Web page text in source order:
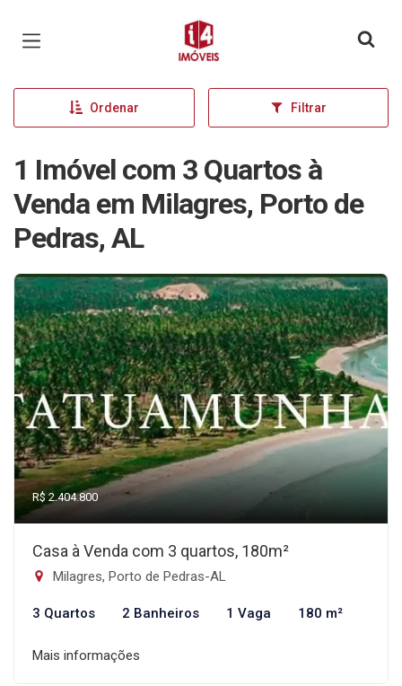
Página inicial
Ordenar Filtrar
1 Imóvel com 3 Quartos à
Venda em Milagres, Porto de
Pedras, AL
R$ 2.404.800
Casa à Venda com 3 quartos, 180m²
Milagres, Porto de Pedras-AL
3 Quartos 2 Banheiros 1 Vaga 180 m²
Mais informações